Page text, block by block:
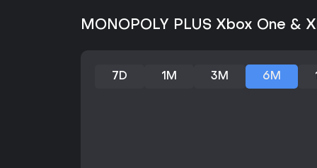
MONOPOLY PLUS Xbox One &
7D 1M 3M 6M